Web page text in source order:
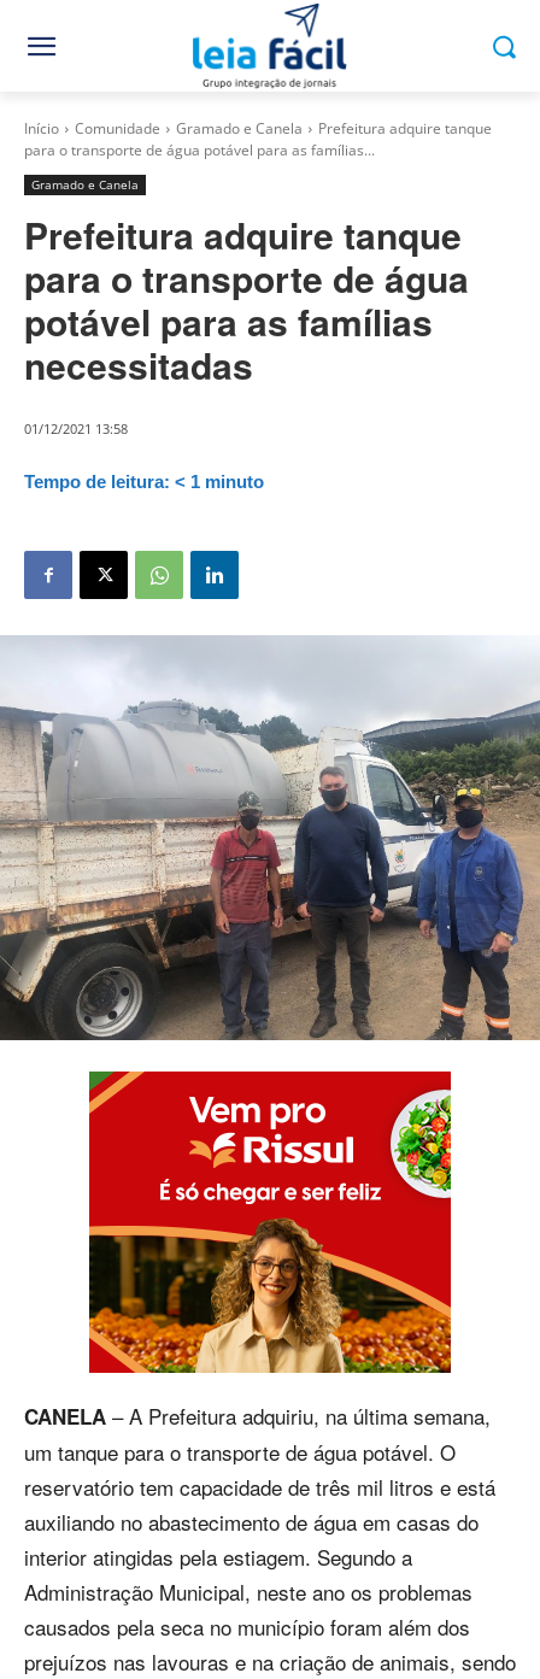
Início Comunidade Gramado e Canela
Prefeitura adquire tanque
para o transporte de água potável para as famílias...
Gramado e Canela
Prefeitura adquire tanque
para o transporte de água
potável para as famílias
necessitadas
01/12/2021 13:58
Tempo de leitura: < 1 minuto
CANELA – A Prefeitura adquiriu, na última semana,
um tanque para o transporte de água potável. O
reservatório tem capacidade de três mil litros e está
auxiliando no abastecimento de água em casas do
interior atingidas pela estiagem. Segundo a
Administração Municipal, neste ano os problemas
causados pela seca no município foram além dos
prejuízos nas lavouras e na criação de animais, sendo